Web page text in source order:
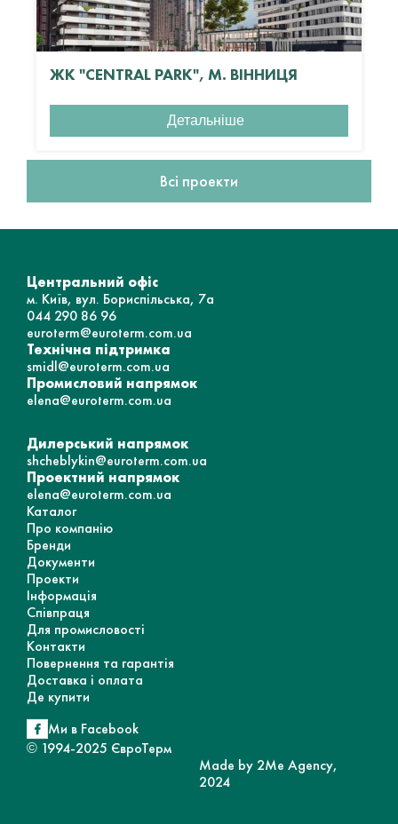
ЖК "CENTRAL PARK", М. ВІННИЦЯ
Детальніше
Всі проекти
Центральний офіс
м. Київ, вул. Бориспільська, 7а
044 290 86 96
euroterm@euroterm.com.ua
Технічна підтримка
smidl@euroterm.com.ua
Промисловий напрямок
elena@euroterm.com.ua
Дилерський напрямок
shcheblykin@euroterm.com.ua
Проектний напрямок
elena@euroterm.com.ua
Каталог
Про компанію
Бренди
Документи
Проекти
Інформація
Співпраця
Для промисловості
Контакти
Повернення та гарантія
Доставка і оплата
Де купити
Ми в Facebook
© 1994-2025 ЄвроТерм
Made by 2Me Agency,
2024